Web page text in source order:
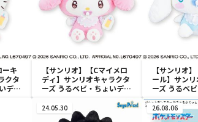
ーキ
クタ
デカ
【サンリオ】【Cマイメロ
ディ】サンリオキャラクタ
ーズ うるベビ・ちょいデカ
【サンリオ
ール】サン
ーズ うるベ
ドール
24.05.30 26.08.06